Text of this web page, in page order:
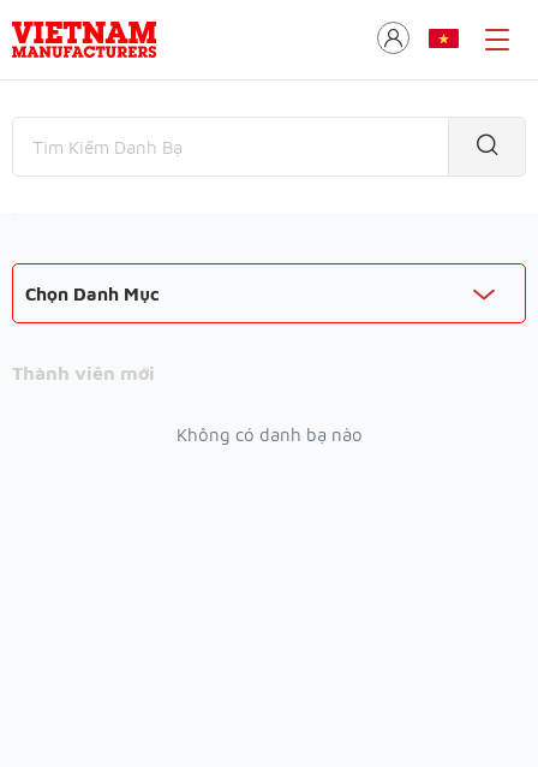
Chọn Danh Mục
Thành viên mới
Không có danh bạ nào